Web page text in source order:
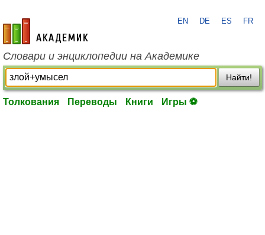
academic.ru
EN DE ES FR
Словари и энциклопедии на Академике
Найти!
Толкования Переводы Книги Игры ⚽